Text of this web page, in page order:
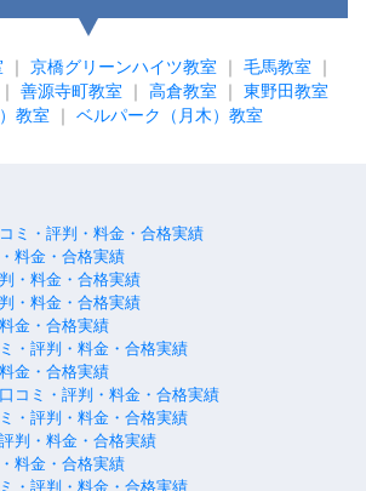
｜ 京橋グリーンハイツ教室 ｜ 毛馬教室 ｜
｜ 善源寺町教室 ｜ 高倉教室 ｜ 東野田教室
教室 ｜ ベルパーク（月木）教室
ミ・評判・料金・合格実績
料金・合格実績
・料金・合格実績
・料金・合格実績
金・合格実績
・評判・料金・合格実績
金・合格実績
コミ・評判・料金・合格実績
・評判・料金・合格実績
判・料金・合格実績
料金・合格実績
・評判・料金・合格実績